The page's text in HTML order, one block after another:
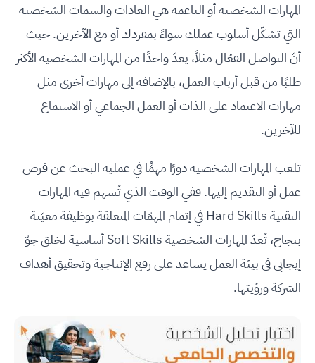
المهارات الشخصية أو الناعمة هي العادات والسمات الشخصية
التي تشكّل أسلوب عملك سواءً بمفردك أو مع الآخرين. حيث
أنّ التواصل الفعّال مثلاً، يعدّ واحدًا من المهارات الشخصية الأكثر
طلبًا من قبل أرباب العمل، بالإضافة إلى مهارات أخرى مثل
مهارات الاعتماد على الذات أو العمل الجماعي أو الاستماع
للآخرين.
تلعب المهارات الشخصية دورًا مهمًّا في عملية البحث عن فرص
عمل أو التقديم إليها. ففي الوقت الذي تُسهم فيه المهارات
التقنية Hard Skills في إتمام المهمّات المتعلقة بوظيفة معيّنة
بنجاح، تُعدّ المهارات الشخصية Soft Skills أساسية لخلق جوّ
إيجابي في بيئة العمل يساعد على رفع الإنتاجية وتحقيق أهداف
الشركة ورؤيتها.